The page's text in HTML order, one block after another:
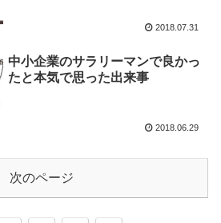
2018.07.31
中小企業のサラリーマンで良かっ
たと本気で思った出来事
2018.06.29
次のページ